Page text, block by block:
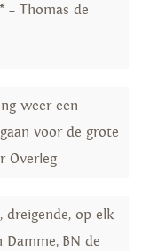
– Thomas de
weer een
voor de grote
Overleg
dreigende, op elk
Damme, BN de